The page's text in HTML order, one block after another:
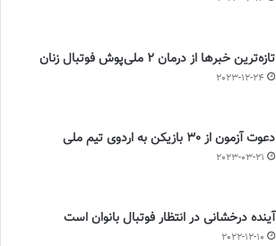
تازه‌ترین خبرها از درمان ۲ ملی‌پوش فوتبال زنان
2023-12-24
دعوت آزمون از 30 بازیکن به اردوی تیم ملی
2023-03-21
آینده درخشانی در انتظار فوتبال بانوان است
2022-12-10